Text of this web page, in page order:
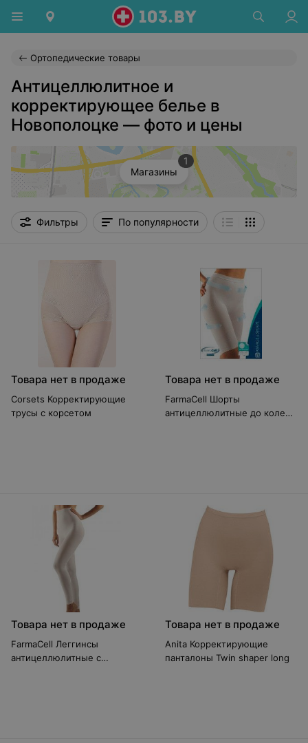
Ортопедические товары
Антицеллюлитное и
корректирующее белье в
Новополоцке — фото и цены
Магазины
1
Фильтры По популярности
Товара нет в продаже
Corsets Корректирующие
трусы с корсетом
Товара нет в продаже
FarmaCell Шорты
антицеллюлитные до колена
Товара нет в продаже
FarmaCell Леггинсы
антицеллюлитные с
Товара нет в продаже
Anita Корректирующие
панталоны Twin shaper long